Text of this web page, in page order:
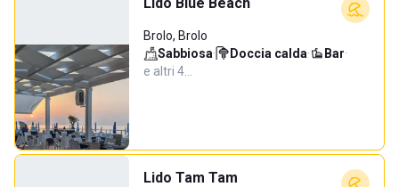
Brolo, Brolo
Sabbiosa· Doccia calda· Bar·
e altri 4…
Lido Tam Tam